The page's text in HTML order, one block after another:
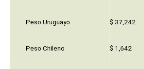
Peso Uruguayo $ 37,242
Peso Chileno $ 1,642